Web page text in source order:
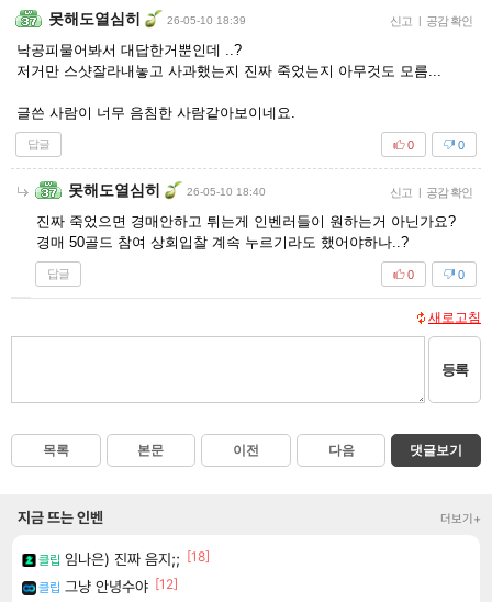
못해도열심히 26-05-10 18:39 신고 | 공감 확인
낙공피물어봐서 대답한거뿐인데 ..?
저거만 스샷잘라내놓고 사과했는지 진짜 죽었는지 아무것도 모름...
글쓴 사람이 너무 음침한 사람같아보이네요.
답글 0
0
못해도열심히 26-05-10 18:40 신고 | 공감 확인
진짜 죽었으면 경매안하고 튀는게 인벤러들이 원하는거 아닌가요?
경매 50골드 참여 상회입찰 계속 누르기라도 했어야하나..?
답글 0
0
새로고침
등록
목록 본문 이전 다음 댓글보기
지금 뜨는 인벤 더보기+
클립 임나은) 진짜 음지;; [18]
클립 그냥 안녕수야 [12]